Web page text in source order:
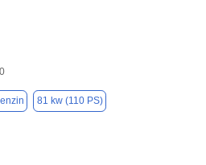
81 kw (110 PS)